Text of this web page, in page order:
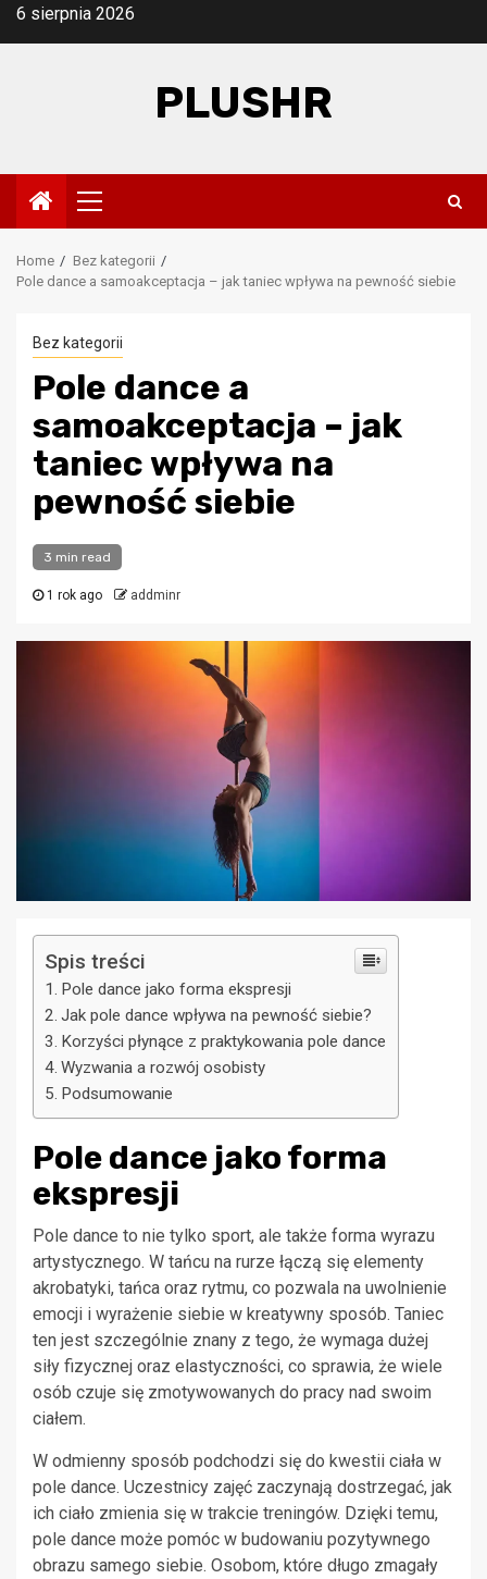
Skip6 sierpnia 2026
PLUSHR
Primary
Menu
Home
Bez kategorii
Pole dance a samoakceptacja – jak taniec wpływa na pewność siebie
Bez kategorii
Pole dance a
samoakceptacja – jak
taniec wpływa na
pewność siebie
3 min read
1 rok ago addminr
Spis treści
Pole dance jako forma ekspresji
Jak pole dance wpływa na pewność siebie?
Korzyści płynące z praktykowania pole dance
Wyzwania a rozwój osobisty
Podsumowanie
Pole dance jako forma
ekspresji
Pole dance to nie tylko sport, ale także forma wyrazu
artystycznego. W tańcu na rurze łączą się elementy
akrobatyki, tańca oraz rytmu, co pozwala na uwolnienie
emocji i wyrażenie siebie w kreatywny sposób. Taniec
ten jest szczególnie znany z tego, że wymaga dużej
siły fizycznej oraz elastyczności, co sprawia, że wiele
osób czuje się zmotywowanych do pracy nad swoim
ciałem.
W odmienny sposób podchodzi się do kwestii ciała w
pole dance. Uczestnicy zajęć zaczynają dostrzegać, jak
ich ciało zmienia się w trakcie treningów. Dzięki temu,
pole dance może pomóc w budowaniu pozytywnego
obrazu samego siebie. Osobom, które długo zmagały